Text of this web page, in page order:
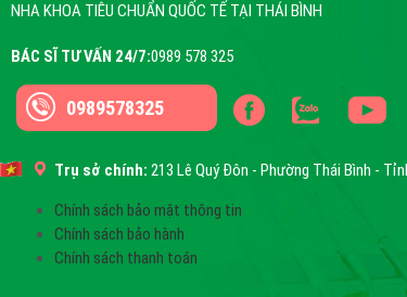
NHA KHOA TIÊU CHUẨN QUỐC TẾ TẠI THÁI BÌNH
BÁC SĨ TƯ VẤN 24/7:0989 578 325
0989578325
Trụ sở chính: 213 Lê Quý Đôn - Phường Thái Bình -
Chính sách bảo mật thông tin
Chính sách bảo hành
Chính sách thanh toán